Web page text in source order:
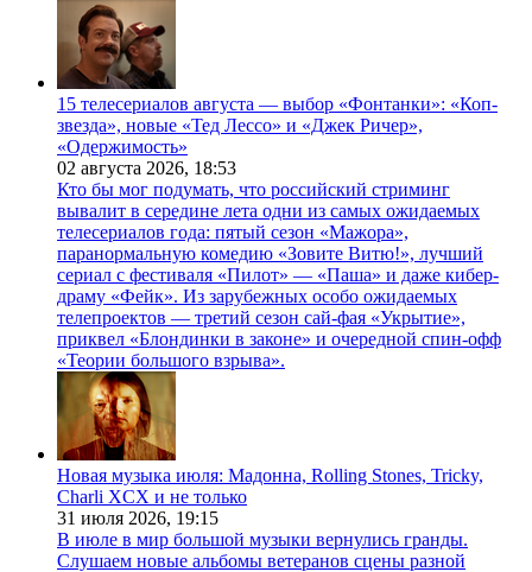
15 телесериалов августа — выбор «Фонтанки»: «Коп-
звезда», новые «Тед Лессо» и «Джек Ричер»,
«Одержимость»
02 августа 2026, 18:53
Кто бы мог подумать, что российский стриминг
вывалит в середине лета одни из самых ожидаемых
телесериалов года: пятый сезон «Мажора»,
паранормальную комедию «Зовите Витю!», лучший
сериал с фестиваля «Пилот» — «Паша» и даже кибер-
драму «Фейк». Из зарубежных особо ожидаемых
телепроектов — третий сезон сай-фая «Укрытие»,
приквел «Блондинки в законе» и очередной спин-офф
«Теории большого взрыва».
Новая музыка июля: Мадонна, Rolling Stones, Tricky,
Charli XCX и не только
31 июля 2026, 19:15
В июле в мир большой музыки вернулись гранды.
Слушаем новые альбомы ветеранов сцены разной